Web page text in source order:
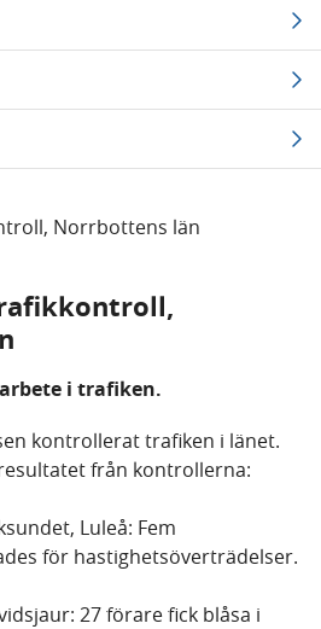
Norrbottens län
i trafiken.
kontrollerat trafiken i länet.
från kontrollerna:
Luleå: Fem
för hastighetsöverträdelser.
27 förare fick blåsa i